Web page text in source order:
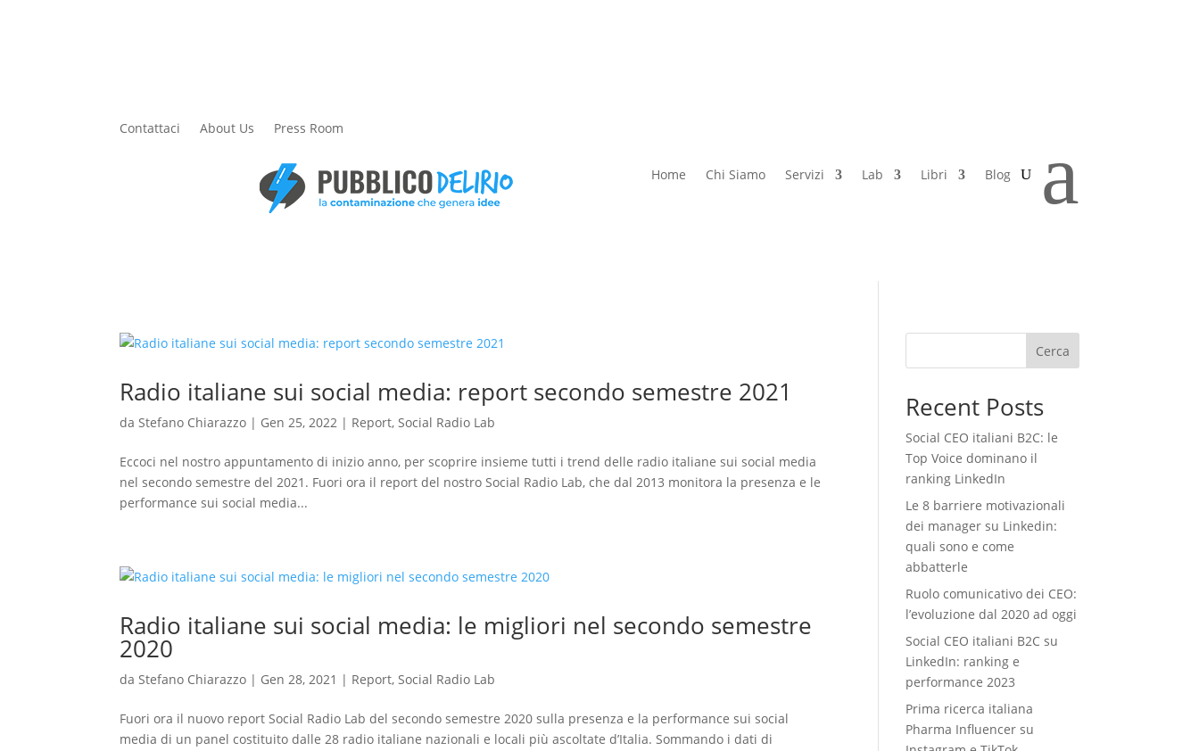
Contattaci About Us Press Room
Home Chi Siamo Servizi Lab Libri Blog a
Radio italiane sui social media: report secondo semestre 2021
da Stefano Chiarazzo | Gen 25, 2022 | Report, Social Radio Lab
Eccoci nel nostro appuntamento di inizio anno, per scoprire insieme tutti i trend delle radio italiane sui social media
nel secondo semestre del 2021. Fuori ora il report del nostro Social Radio Lab, che dal 2013 monitora la presenza e le
performance sui social media...
Radio italiane sui social media: le migliori nel secondo semestre
2020
da Stefano Chiarazzo | Gen 28, 2021 | Report, Social Radio Lab
Fuori ora il nuovo report Social Radio Lab del secondo semestre 2020 sulla presenza e la performance sui social
media di un panel costituito dalle 28 radio italiane nazionali e locali più ascoltate d’Italia. Sommando i dati di
Cerca
Recent Posts
Social CEO italiani B2C: le
Top Voice dominano il
ranking LinkedIn
Le 8 barriere motivazionali
dei manager su Linkedin:
quali sono e come
abbatterle
Ruolo comunicativo dei CEO:
l’evoluzione dal 2020 ad oggi
Social CEO italiani B2C su
LinkedIn: ranking e
performance 2023
Prima ricerca italiana
Pharma Influencer su